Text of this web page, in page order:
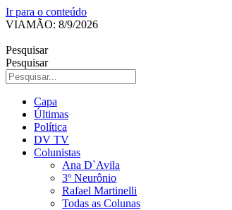
Ir para o conteúdo
VIAMÃO: 8/9/2026
Pesquisar
Pesquisar
Capa
Últimas
Política
DV TV
Colunistas
Ana D`Avila
3º Neurônio
Rafael Martinelli
Todas as Colunas